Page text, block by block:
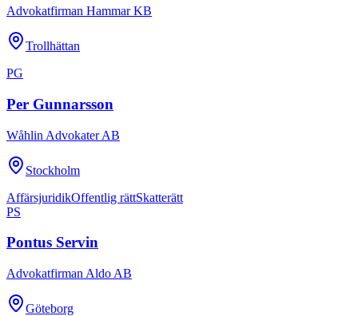
Advokatfirman Hammar KB
Trollhättan
PG
Per Gunnarsson
Wåhlin Advokater AB
Stockholm
AffärsjuridikOffentlig rättSkatterätt
PS
Pontus Servin
Advokatfirman Aldo AB
Göteborg